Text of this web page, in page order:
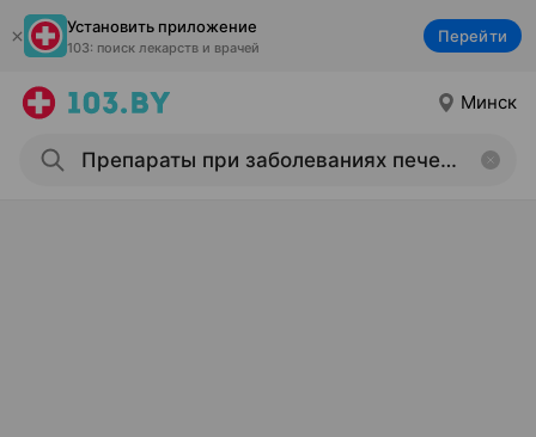
Установить приложение
103: поиск лекарств и врачей
Перейти
Минск